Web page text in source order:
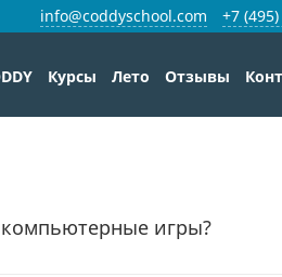
+7
info@coddyschool.com
Курсы Лето Отзывы
компьютерные игры?